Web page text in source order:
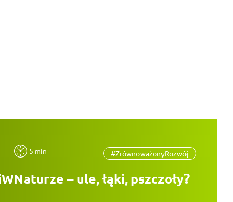
5 min #ZrównoważonyRozwój
– ule, łąki, pszczoły?